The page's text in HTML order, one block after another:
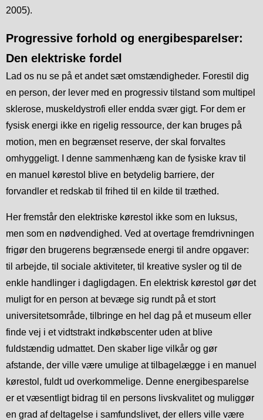
2005).
Progressive forhold og energibesparelser:
Den elektriske fordel
Lad os nu se på et andet sæt omstændigheder. Forestil dig
en person, der lever med en progressiv tilstand som multipel
sklerose, muskeldystrofi eller endda svær gigt. For dem er
fysisk energi ikke en rigelig ressource, der kan bruges på
motion, men en begrænset reserve, der skal forvaltes
omhyggeligt. I denne sammenhæng kan de fysiske krav til
en manuel kørestol blive en betydelig barriere, der
forvandler et redskab til frihed til en kilde til træthed.
Her fremstår den elektriske kørestol ikke som en luksus,
men som en nødvendighed. Ved at overtage fremdrivningen
frigør den brugerens begrænsede energi til andre opgaver:
til arbejde, til sociale aktiviteter, til kreative sysler og til de
enkle handlinger i dagligdagen. En elektrisk kørestol gør det
muligt for en person at bevæge sig rundt på et stort
universitetsområde, tilbringe en hel dag på et museum eller
finde vej i et vidtstrakt indkøbscenter uden at blive
fuldstændig udmattet. Den skaber lige vilkår og gør
afstande, der ville være umulige at tilbagelægge i en manuel
kørestol, fuldt ud overkommelige. Denne energibesparelse
er et væsentligt bidrag til en persons livskvalitet og muliggør
en grad af deltagelse i samfundslivet, der ellers ville være